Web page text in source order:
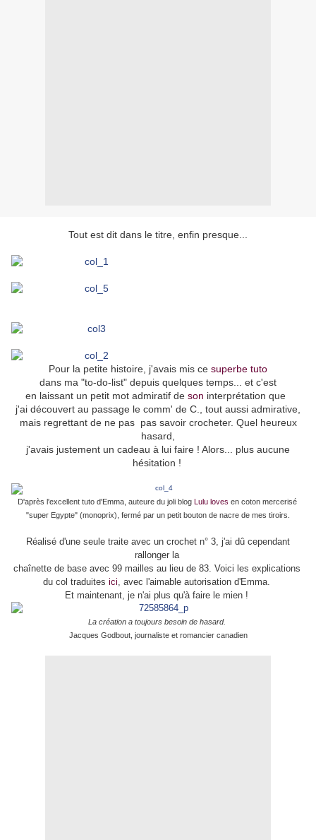
Tout est dit dans le titre, enfin presque...
Pour la petite histoire, j'avais mis ce superbe tuto
dans ma "to-do-list" depuis quelques temps... et c'est
en laissant un petit mot admiratif de son interprétation que
j'ai découvert au passage le comm' de C., tout aussi admirative,
mais regrettant de ne pas pas savoir crocheter. Quel heureux
hasard,
j'avais justement un cadeau à lui faire ! Alors... plus aucune
hésitation !
D'après l'excellent tuto d'Emma, auteure du joli blog Lulu loves en coton mercerisé
"super Egypte" (monoprix), fermé par un petit bouton de nacre de mes tiroirs.
Réalisé d'une seule traite avec un crochet n° 3, j'ai dû cependant
rallonger la
chaînette de base avec 99 mailles au lieu de 83. Voici les explications
du col traduites ici, avec l'aimable autorisation d'Emma.
Et maintenant, je n'ai plus qu'à faire le mien !
La création a toujours besoin de hasard.
Jacques Godbout, journaliste et romancier canadien